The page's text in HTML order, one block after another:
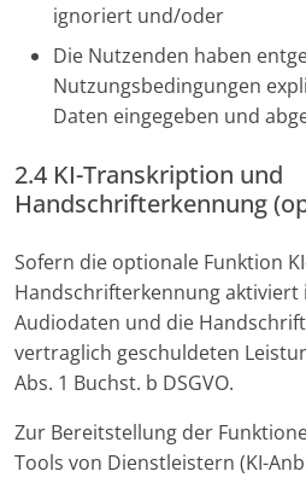
ignoriert und/oder
Die Nutzenden haben
Nutzungsbedingungen
Daten eingegeben und
2.4 KI-Transkription und
Handschrifterkennung
Sofern die optionale Funktion
Handschrifterkennung
Audiodaten und die
vertraglich geschuldeten
Abs. 1 Buchst. b DSGVO.
Zur Bereitstellung der
Tools von Dienstleistern (KI-